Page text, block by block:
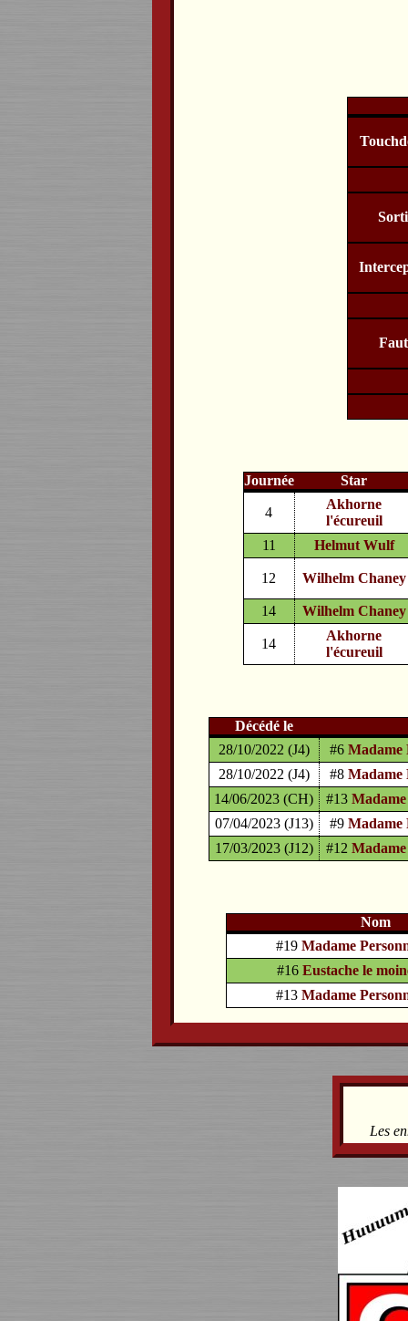
Journée Star
4
Akhorne
l'écureuil
11
Helmut Wulf
12 Wilhelm Chaney
14 Wilhelm Chaney
14
Akhorne
l'écureuil
Décédé le
28/10/2022 (J4)
#6 Madame
28/10/2022 (J4)
#8 Madame
14/06/2023 (CH)
#13
07/04/2023 (J13)
#9 Madame
17/03/2023 (J12)
#12
Nom
#19Madame
#16 Eustache le
#13Madame
Les